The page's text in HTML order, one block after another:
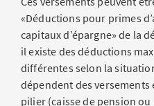
«Déductions pour primes
capitaux d’épargne» de la
il existe des déductions
différentes selon la
dépendent des
pilier (caisse de pension